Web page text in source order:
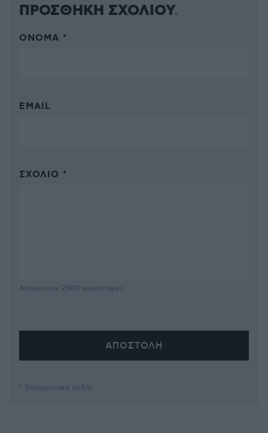
ΠΡΟΣΘΗΚΗ ΣΧΟΛΙΟΥ
ΌΝΟΜΑ *
EMAIL
ΣΧΌΛΙΟ *
Απομένουν 2500 χαρακτήρες
* Υποχρεωτικά πεδία